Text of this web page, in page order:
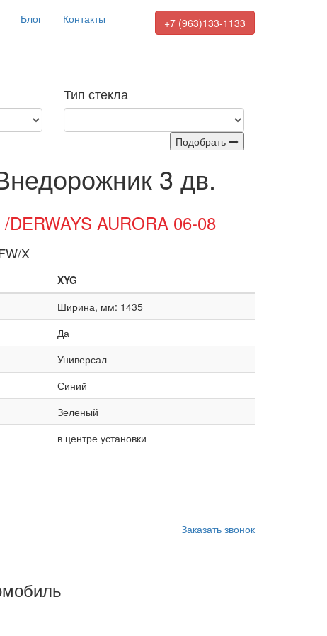
Блог Контакты +7 (963)133-1133
Тип стекла
Подобрать
3 дв.
AURORA 06-08
X
XYG
Ширина, мм: 1435
Да
Универсал
Синий
Зеленый
в центре установки
Заказать звонок